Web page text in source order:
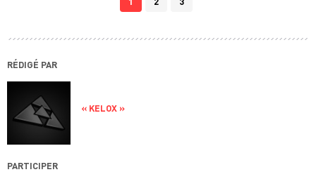
RÉDIGÉ PAR
« KELOX »
PARTICIPER